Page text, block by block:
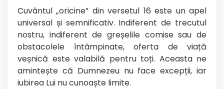
Cuvântul „oricine” din versetul 16 este un apel
universal și semnificativ. Indiferent de trecutul
nostru, indiferent de greșelile comise sau de
obstacolele întâmpinate, oferta de viață
veșnică este valabilă pentru toți. Aceasta ne
amintește că Dumnezeu nu face excepții, iar
iubirea Lui nu cunoaște limite.